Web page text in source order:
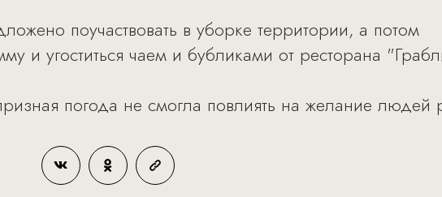
поучаствовать в уборке территории, а потом
и угоститься чаем и бубликами от ресторана
погода не смогла повлиять на желание людей